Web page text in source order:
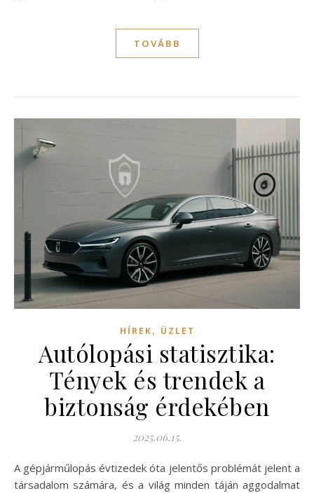
TOVÁBB
HÍREK, ÜZLET
Autólopási statisztika:
Tények és trendek a
biztonság érdekében
2025.06.15.
A gépjárműlopás évtizedek óta jelentős problémát jelent a
társadalom számára, és a világ minden táján aggodalmat